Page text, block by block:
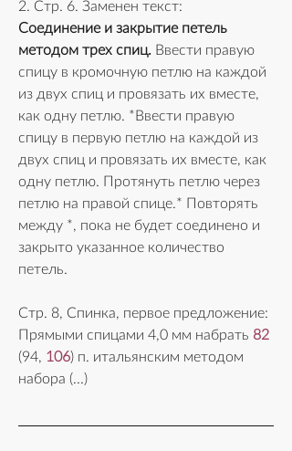
2. Стр. 6. Заменен текст:
Соединение и закрытие петель
методом трех спиц. Ввести правую
спицу в кромочную петлю на каждой
из двух спиц и провязать их вместе,
как одну петлю. *Ввести правую
спицу в первую петлю на каждой из
двух спиц и провязать их вместе, как
одну петлю. Протянуть петлю через
петлю на правой спице.* Повторять
между *, пока не будет соединено и
закрыто указанное количество
петель.
Стр. 8, Спинка, первое предложение:
Прямыми спицами 4,0 мм набрать 82
(94, 106) п. итальянским методом
набора (...)